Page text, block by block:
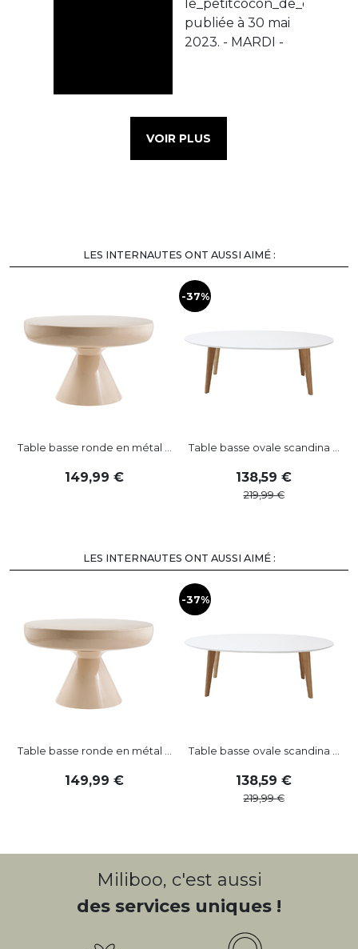
VOIR PLUS
LES INTERNAUTES ONT AUSSI AIMÉ :
Table basse ronde en métal ...
149,99
-37%
Table basse ovale scandina ...
138,59
219,99
LES INTERNAUTES ONT AUSSI AIMÉ :
Table basse ronde en métal ...
149,99
-37%
Table basse ovale scandina ...
138,59
219,99
Miliboo, c'est aussi
des services uniques !